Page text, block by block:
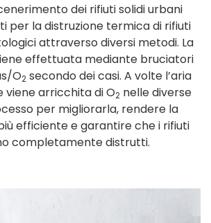
dei rifiuti solidi urbani
per la distruzione termica di rifiuti
attraverso diversi metodi. La
effettuata mediante bruciatori
O2 secondo dei casi. A volte l’aria
viene arricchita di O2 nelle diverse
per migliorarla, rendere la
efficiente e garantire che i rifiuti
completamente distrutti.